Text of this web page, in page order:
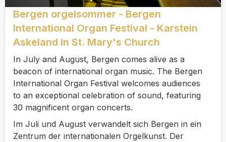
Bergen orgelsommer - Bergen
International Organ Festival - Karstein
Askeland in St. Mary's Church
In July and August, Bergen comes alive as a
beacon of international organ music. The Bergen
International Organ Festival welcomes audiences
to an exceptional celebration of sound, featuring
30 magnificent organ concerts.
Im Juli und August verwandelt sich Bergen in ein
Zentrum der internationalen Orgelkunst. Der